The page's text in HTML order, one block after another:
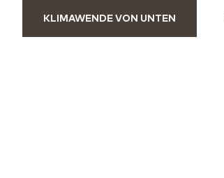
KLIMAWENDE VON UNTEN